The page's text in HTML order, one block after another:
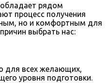
рядом
процесс получения
но и комфортным для
выбрать нас:
для всех желающих,
уровня подготовки.